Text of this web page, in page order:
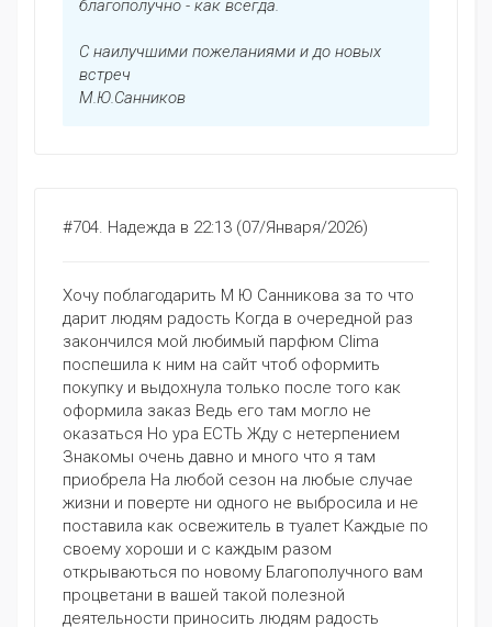
благополучно - как всегда.
С наилучшими пожеланиями и до новых
встреч
М.Ю.Санников
#704. Надежда в 22:13 (07/Января/2026)
Хочу поблагодарить М Ю Санникова за то что
дарит людям радость Когда в очередной раз
закончился мой любимый парфюм Clima
поспешила к ним на сайт чтоб оформить
покупку и выдохнула только после того как
оформила заказ Ведь его там могло не
оказаться Но ура ЕСТЬ Жду с нетерпением
Знакомы очень давно и много что я там
приобрела На любой сезон на любые случае
жизни и поверте ни одного не выбросила и не
поставила как освежитель в туалет Каждые по
своему хороши и с каждым разом
открываються по новому Благополучного вам
процветани в вашей такой полезной
деятельности приносить людям радость